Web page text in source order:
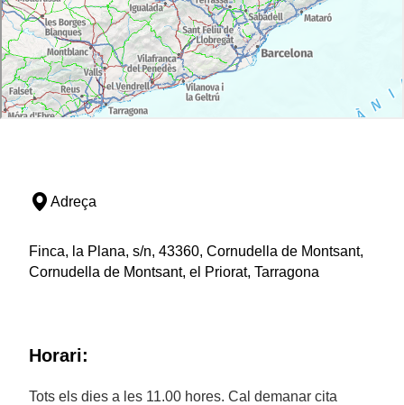
Adreça
Finca, la Plana, s/n, 43360, Cornudella de Montsant,
Cornudella de Montsant, el Priorat, Tarragona
Horari:
Tots els dies a les 11.00 hores. Cal demanar cita